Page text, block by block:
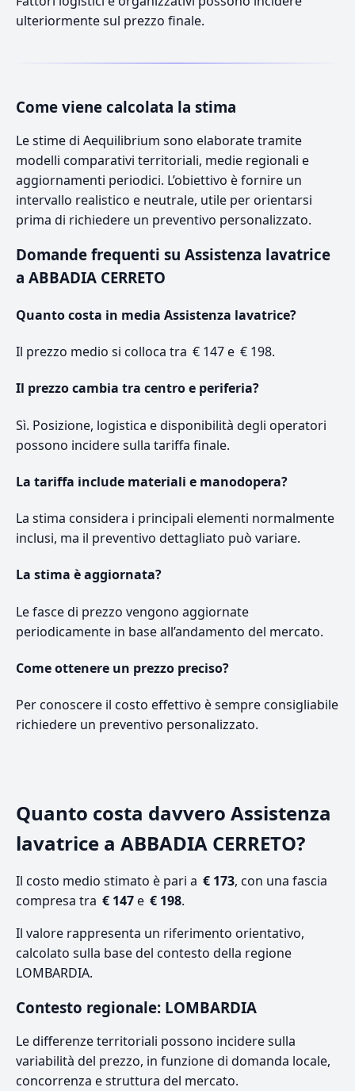
ulteriormente sul prezzo finale.
Come viene calcolata la stima
Le stime di Aequilibrium sono elaborate tramite
modelli comparativi territoriali, medie regionali e
aggiornamenti periodici. L’obiettivo è fornire un
intervallo realistico e neutrale, utile per orientarsi
prima di richiedere un preventivo personalizzato.
Domande frequenti su Assistenza lavatrice
a ABBADIA CERRETO
Quanto costa in media Assistenza lavatrice?
Il prezzo medio si colloca tra € 147 e € 198.
Il prezzo cambia tra centro e periferia?
Sì. Posizione, logistica e disponibilità degli operatori
possono incidere sulla tariffa finale.
La tariffa include materiali e manodopera?
La stima considera i principali elementi normalmente
inclusi, ma il preventivo dettagliato può variare.
La stima è aggiornata?
Le fasce di prezzo vengono aggiornate
periodicamente in base all’andamento del mercato.
Come ottenere un prezzo preciso?
Per conoscere il costo effettivo è sempre consigliabile
richiedere un preventivo personalizzato.
Quanto costa davvero Assistenza
lavatrice a ABBADIA CERRETO?
Il costo medio stimato è pari a € 173, con una fascia
compresa tra € 147e € 198.
Il valore rappresenta un riferimento orientativo,
calcolato sulla base del contesto della regione
LOMBARDIA.
Contesto regionale: LOMBARDIA
Le differenze territoriali possono incidere sulla
variabilità del prezzo, in funzione di domanda locale,
concorrenza e struttura del mercato.